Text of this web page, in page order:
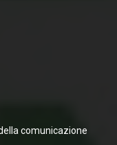
comunicazione